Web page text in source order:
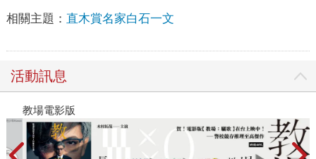
相關主題： 直木賞名家白石一文
活動訊息
教場電影版